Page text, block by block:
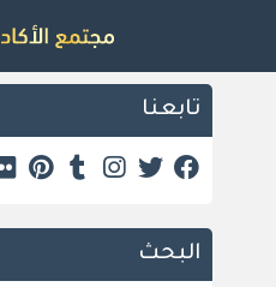
تابعنا
البحث